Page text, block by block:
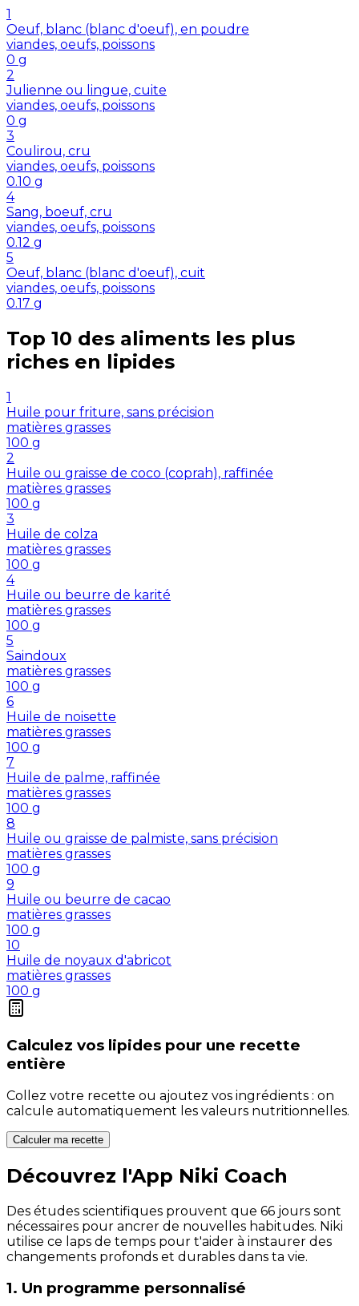
1
Oeuf, blanc (blanc d'oeuf), en poudre
viandes, oeufs, poissons
0 g
2
Julienne ou lingue, cuite
viandes, oeufs, poissons
0 g
3
Coulirou, cru
viandes, oeufs, poissons
0.10 g
4
Sang, boeuf, cru
viandes, oeufs, poissons
0.12 g
5
Oeuf, blanc (blanc d'oeuf), cuit
viandes, oeufs, poissons
0.17 g
Top 10 des aliments les plus
riches en lipides
1
Huile pour friture, sans précision
matières grasses
100 g
2
Huile ou graisse de coco (coprah), raffinée
matières grasses
100 g
3
Huile de colza
matières grasses
100 g
4
Huile ou beurre de karité
matières grasses
100 g
5
Saindoux
matières grasses
100 g
6
Huile de noisette
matières grasses
100 g
7
Huile de palme, raffinée
matières grasses
100 g
8
Huile ou graisse de palmiste, sans précision
matières grasses
100 g
9
Huile ou beurre de cacao
matières grasses
100 g
10
Huile de noyaux d'abricot
matières grasses
100 g
Calculez vos lipides pour une recette
entière
Collez votre recette ou ajoutez vos ingrédients : on
calcule automatiquement les valeurs nutritionnelles.
Calculer ma recette
Découvrez l'App Niki Coach
Des études scientifiques prouvent que 66 jours sont
nécessaires pour ancrer de nouvelles habitudes. Niki
utilise ce laps de temps pour t'aider à instaurer des
changements profonds et durables dans ta vie.
1. Un programme personnalisé